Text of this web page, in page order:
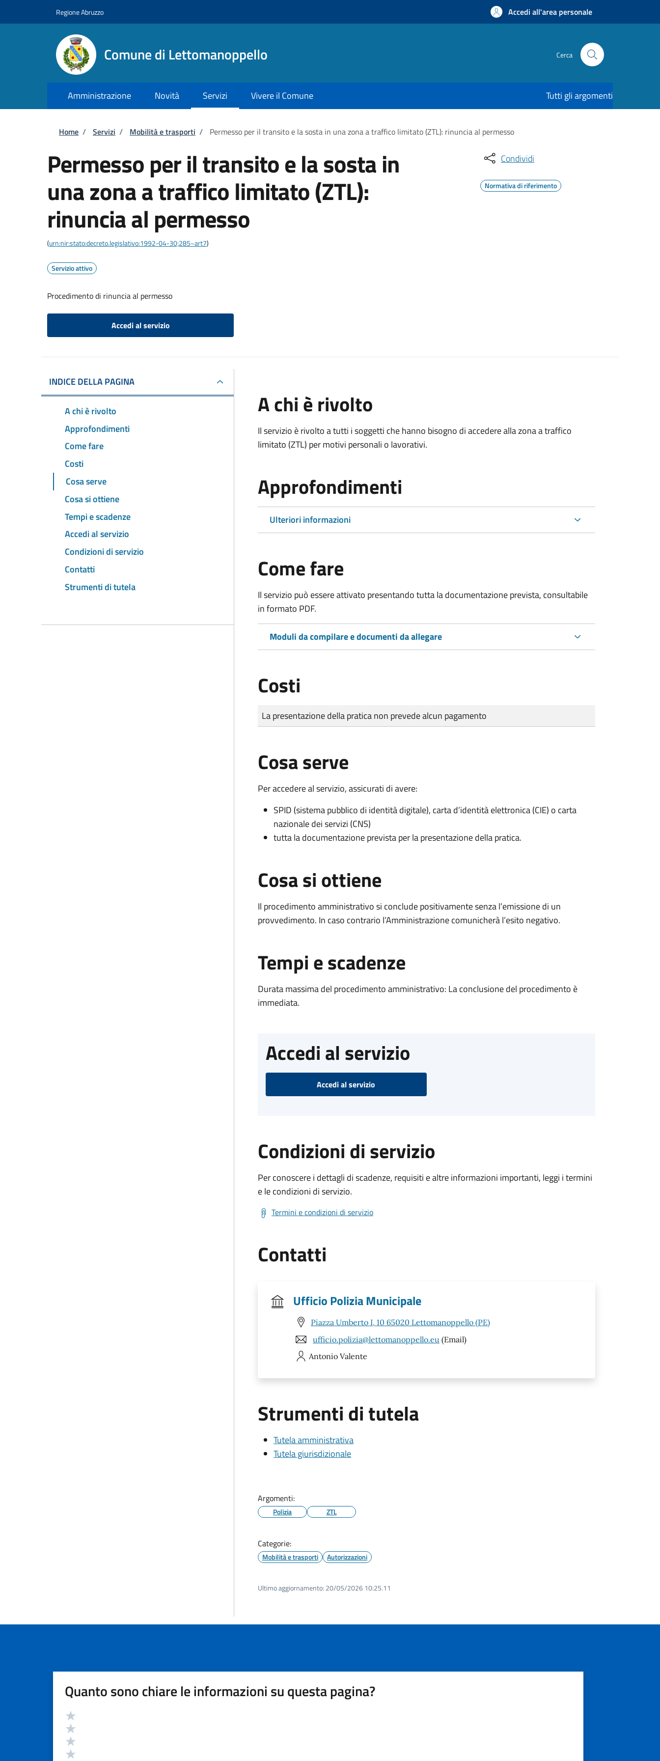
Regione Abruzzo Accedi all'area personale
Comune di Lettomanoppello Cerca
Amministrazione Novità Servizi Vivere il Comune Tutti gli argomenti
Briciole di pane
Home / Servizi / Mobilità e trasporti / Permesso per il transito e la sosta in una zona a traffico limitato (ZTL): rinuncia al permesso
Permesso per il transito e la sosta in
una zona a traffico limitato (ZTL):
rinuncia al permesso
(urn:nir:stato:decreto.legislativo:1992-04-30;285~art7)
Servizio attivo
Procedimento di rinuncia al permesso
Accedi al servizio
Condividi
Normativa di riferimento
INDICE DELLA PAGINA
A chi è rivolto
Approfondimenti
Come fare
Costi
Cosa serve
Cosa si ottiene
Tempi e scadenze
Accedi al servizio
Condizioni di servizio
Contatti
Strumenti di tutela
A chi è rivolto
Il servizio è rivolto a tutti i soggetti che hanno bisogno di accedere alla zona a traffico
limitato (ZTL) per motivi personali o lavorativi.
Approfondimenti
Ulteriori informazioni
Come fare
Il servizio può essere attivato presentando tutta la documentazione prevista, consultabile
in formato PDF.
Moduli da compilare e documenti da allegare
Costi
Tipo di pagamento
Importo
La presentazione della pratica non prevede alcun pagamento
Cosa serve
Per accedere al servizio, assicurati di avere:
SPID (sistema pubblico di identità digitale), carta d’identità elettronica (CIE) o carta
nazionale dei servizi (CNS)
tutta la documentazione prevista per la presentazione della pratica.
Cosa si ottiene
Il procedimento amministrativo si conclude positivamente senza l’emissione di un
provvedimento. In caso contrario l’Amministrazione comunicherà l’esito negativo.
Tempi e scadenze
Durata massima del procedimento amministrativo: La conclusione del procedimento è
immediata.
Accedi al servizio
Accedi al servizio
Condizioni di servizio
Per conoscere i dettagli di scadenze, requisiti e altre informazioni importanti, leggi i termini
e le condizioni di servizio.
Termini e condizioni di servizio
Contatti
Ufficio Polizia Municipale
Piazza Umberto I, 10 65020 Lettomanoppello (PE)
ufficio.polizia@lettomanoppello.eu (Email)
Antonio Valente
Strumenti di tutela
Tutela amministrativa
Tutela giurisdizionale
Argomenti:
Polizia ZTL
Categorie:
Mobilità e trasporti Autorizzazioni
Ultimo aggiornamento: 20/05/2026 10:25.11
Quanto sono chiare le informazioni su questa pagina?
Valutazione